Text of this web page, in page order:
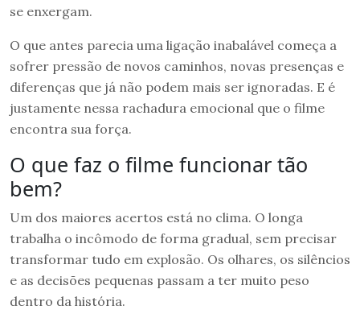
se enxergam.
O que antes parecia uma ligação inabalável começa a
sofrer pressão de novos caminhos, novas presenças e
diferenças que já não podem mais ser ignoradas. E é
justamente nessa rachadura emocional que o filme
encontra sua força.
O que faz o filme funcionar tão
bem?
Um dos maiores acertos está no clima. O longa
trabalha o incômodo de forma gradual, sem precisar
transformar tudo em explosão. Os olhares, os silêncios
e as decisões pequenas passam a ter muito peso
dentro da história.